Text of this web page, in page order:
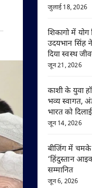
जुलाई 18, 2026
शिकागो में
उदयभान सिंह
दिया स्वस्थ
जून 21, 2026
काशी के युवा
भव्य स्वागत,
भारत को
जून 14, 2026
बीजिंग में चमके
‘हिंदुस्तान
सम्मानित
जून 6, 2026